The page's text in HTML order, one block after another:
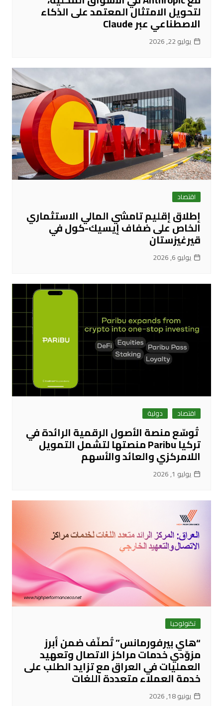
لتحويل الامتثال المعتمد على الذكاء
الاصطناعي عبر Claude
يوليو 22, 2026
اقتصاد
إطلاق إقليم تامشي المالي الاستثماري
الخاص على ضفاف إيسيك-كول في
قيرغيزستان
يوليو 6, 2026
اقتصاد دولية
تُوسّع منصة الأصول الرقمية الرائدة في
تركيا Paribu منصتها لتشمل التمويل
اللامركزي والعائد والأسهم
يوليو 1, 2026
تكنولوجيا
“هاي بيرفورمانس” تُصنّف ضمن أبرز
مزوّدي خدمات مراكز الاتصال وتعهيد
العمليات في العراق مع تزايد الطلب على
خدمة العملاء متعددة اللغات
يونيو 18, 2026